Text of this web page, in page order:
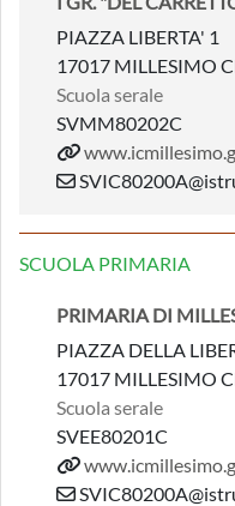
PIAZZA LIBERTA' 1
17017 MILLESIMO
Scuola serale
SVMM80202C
SCUOLA PRIMARIA
PRIMARIA DI
PIAZZA DELLA
17017 MILLESIMO
Scuola serale
SVEE80201C